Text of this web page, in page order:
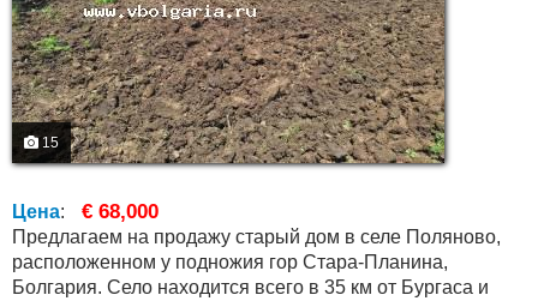
15
Цена: € 68,000
Предлагаем на продажу старый дом в селе Поляново,
расположенном у подножия гор Стара-Планина,
Болгария. Село находится всего в 35 км от Бургаса и